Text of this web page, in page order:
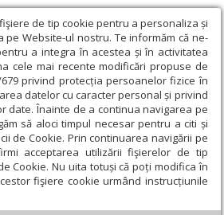
de tip cookie pentru a personaliza și
Website-ul nostru. Te informăm că ne-
a integra în acestea și în activitatea
cele mai recente modificări propuse de
679 privind protecția persoanelor fizice în
datelor cu caracter personal și privind
date. Înainte de a continua navigarea pe
să aloci timpul necesar pentru a citi și
de Cookie. Prin continuarea navigării pe
acceptarea utilizării fişierelor de tip
Cookie. Nu uita totuși că poți modifica în
fişiere cookie urmând instrucțiunile
› Transilvania › Hramul Bisericii din
Clit, Parohia Hășmaș